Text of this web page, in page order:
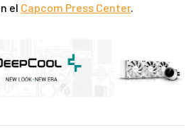
el Capcom Press Center.